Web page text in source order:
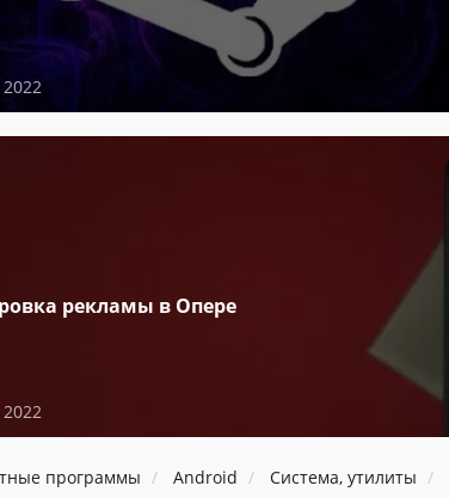
рекламы в Опере
программы Android Система, утилиты